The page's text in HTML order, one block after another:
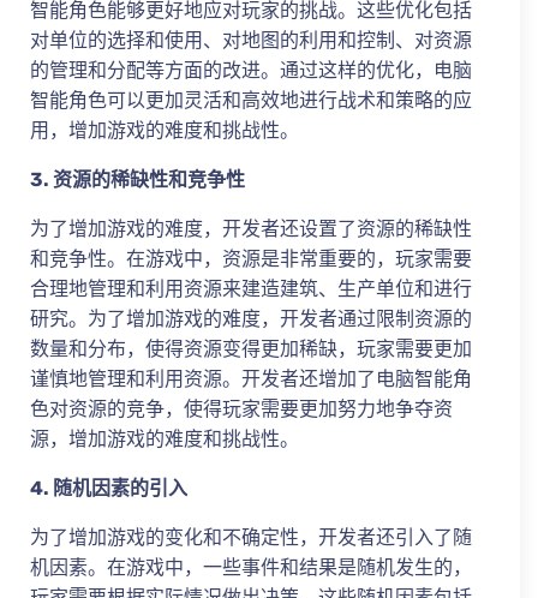
智能角色能够更好地应对玩家的挑战。这些优化包括
对单位的选择和使用、对地图的利用和控制、对资源
的管理和分配等方面的改进。通过这样的优化，电脑
智能角色可以更加灵活和高效地进行战术和策略的应
用，增加游戏的难度和挑战性。
3. 资源的稀缺性和竞争性
为了增加游戏的难度，开发者还设置了资源的稀缺性
和竞争性。在游戏中，资源是非常重要的，玩家需要
合理地管理和利用资源来建造建筑、生产单位和进行
研究。为了增加游戏的难度，开发者通过限制资源的
数量和分布，使得资源变得更加稀缺，玩家需要更加
谨慎地管理和利用资源。开发者还增加了电脑智能角
色对资源的竞争，使得玩家需要更加努力地争夺资
源，增加游戏的难度和挑战性。
4. 随机因素的引入
为了增加游戏的变化和不确定性，开发者还引入了随
机因素。在游戏中，一些事件和结果是随机发生的，